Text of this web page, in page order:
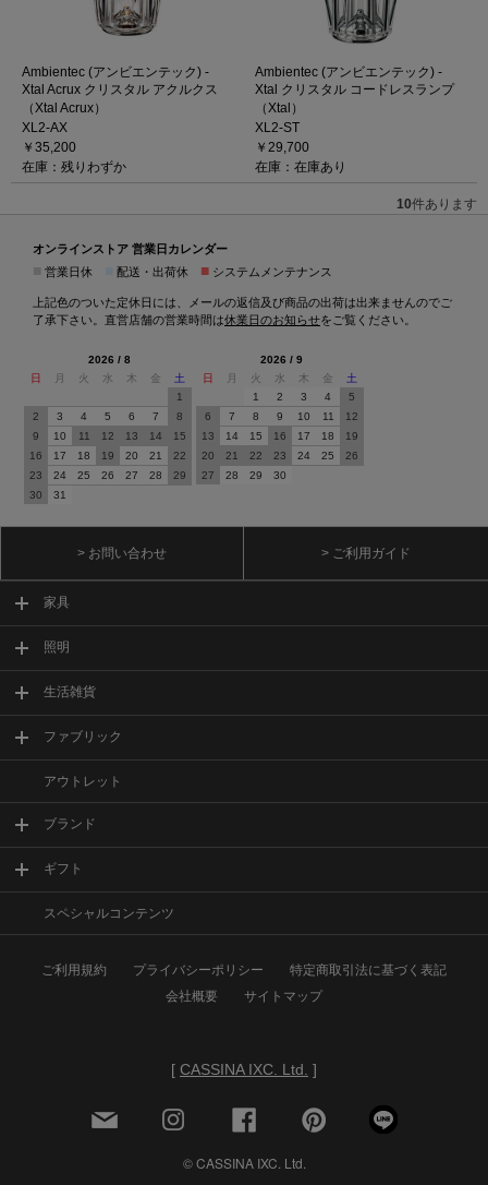
Ambientec (アンビエンテック) -
Xtal Acrux クリスタル アクルクス
（Xtal Acrux）
XL2-AX
￥35,200
在庫：残りわずか
Ambientec (アンビエンテック) -
Xtal クリスタル コードレスランプ
（Xtal）
XL2-ST
￥29,700
在庫：在庫あり
10件あります
オンラインストア 営業日カレンダー
営業日休 配送・出荷休 ■ システムメンテナンス
上記色のついた定休日には、メールの返信及び商品の出荷は出来ませんのでご
了承下さい。直営店舗の営業時間は休業日のお知らせをご覧ください。
2026 / 8
日
月 火 水 木 金
土
1
2
3 4 5 6 7
8
9
10 11 12 13 14
15
16
17 18 19 20 21
22
23
24 25 26 27 28
29
30
31
2026 / 9
日
月 火 水 木 金
土
1
2 3 4
5
6
7 8 9 10 11
12
13
14 15 16 17 18
19
20
21 22 23 24 25
26
27
28 29 30
> お問い合わせ > ご利用ガイド
家具
照明
生活雑貨
ファブリック
アウトレット
ブランド
ギフト
スペシャルコンテンツ
ご利用規約 プライバシーポリシー
特定商取引法に基づく表記
会社概要
サイトマップ
[ CASSINA IXC. Ltd. ]
© CASSINA IXC. Ltd.